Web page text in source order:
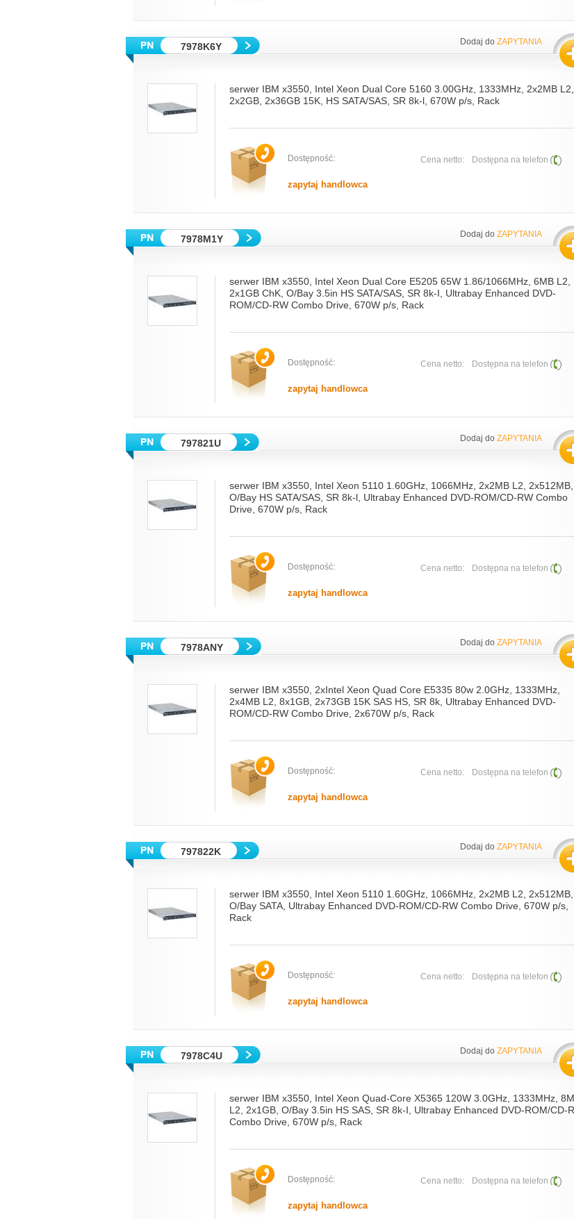
7978K6Y Dodaj do ZAPYTANIA
serwer IBM x3550, Intel Xeon Dual Core 5160 3.00GHz, 1333MHz, 2x2MB L2,
2x2GB, 2x36GB 15K, HS SATA/SAS, SR 8k-l, 670W p/s, Rack
Dostępność:
zapytaj handlowca
Cena netto: Dostępna na telefon
7978M1Y Dodaj do ZAPYTANIA
serwer IBM x3550, Intel Xeon Dual Core E5205 65W 1.86/1066MHz, 6MB L2,
2x1GB ChK, O/Bay 3.5in HS SATA/SAS, SR 8k-I, Ultrabay Enhanced DVD-
ROM/CD-RW Combo Drive, 670W p/s, Rack
Dostępność:
zapytaj handlowca
Cena netto: Dostępna na telefon
797821U Dodaj do ZAPYTANIA
serwer IBM x3550, Intel Xeon 5110 1.60GHz, 1066MHz, 2x2MB L2, 2x512MB,
O/Bay HS SATA/SAS, SR 8k-l, Ultrabay Enhanced DVD-ROM/CD-RW Combo
Drive, 670W p/s, Rack
Dostępność:
zapytaj handlowca
Cena netto: Dostępna na telefon
7978ANY Dodaj do ZAPYTANIA
serwer IBM x3550, 2xIntel Xeon Quad Core E5335 80w 2.0GHz, 1333MHz,
2x4MB L2, 8x1GB, 2x73GB 15K SAS HS, SR 8k, Ultrabay Enhanced DVD-
ROM/CD-RW Combo Drive, 2x670W p/s, Rack
Dostępność:
zapytaj handlowca
Cena netto: Dostępna na telefon
797822K Dodaj do ZAPYTANIA
serwer IBM x3550, Intel Xeon 5110 1.60GHz, 1066MHz, 2x2MB L2, 2x512MB,
O/Bay SATA, Ultrabay Enhanced DVD-ROM/CD-RW Combo Drive, 670W p/s,
Rack
Dostępność:
zapytaj handlowca
Cena netto: Dostępna na telefon
7978C4U Dodaj do ZAPYTANIA
serwer IBM x3550, Intel Xeon Quad-Core X5365 120W 3.0GHz, 1333MHz,
L2, 2x1GB, O/Bay 3.5in HS SAS, SR 8k-I, Ultrabay Enhanced DVD-ROM/CD-
Combo Drive, 670W p/s, Rack
Dostępność:
zapytaj handlowca
Cena netto: Dostępna na telefon